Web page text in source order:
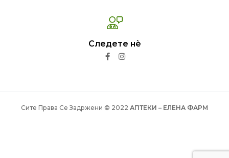
Следете нѐ
Сите Права Се Задржени © 2022 АПТЕКИ – ЕЛЕНА ФАРМ